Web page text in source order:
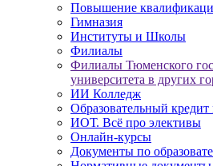
Повышение
Гимназия
Институты и Школы
Филиалы
Филиалы Тюменского
университета в других
ИИ Колледж
Образовательный
ИОТ. Всё про элективы
Онлайн-курсы
Документы по